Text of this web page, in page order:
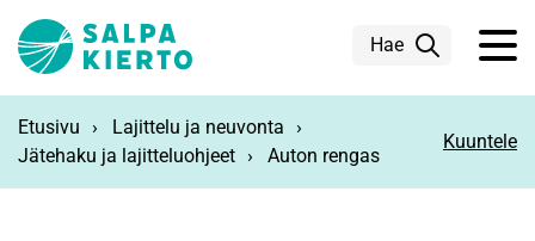
Hae
Etusivu
Lajittelu ja neuvonta
Jätehaku ja lajitteluohjeet
Auton rengas
Kuuntele